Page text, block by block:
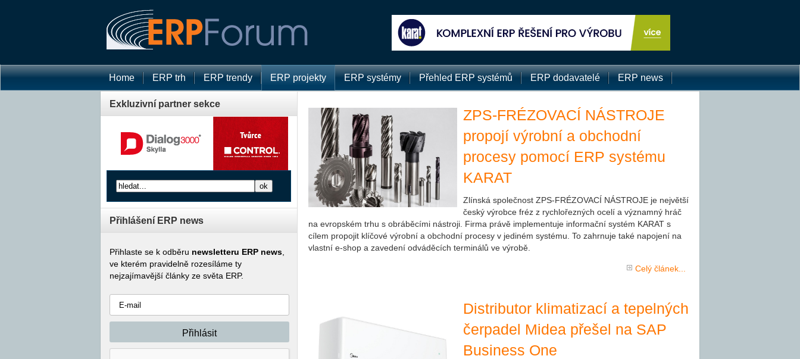
Home ERP trh ERP trendy ERP projekty ERP systémy Přehled ERP systémů ERP dodavatelé ERP news
Exkluzivní partner sekce
Přihlášení ERP news
Přihlaste se k odběru newsletteru ERP news
ve kterém pravidelně rozesíláme ty
nejzajímavější články ze světa ERP.
ZPS-FRÉZOVACÍ NÁSTROJE
propojí výrobní a obchodní
procesy pomocí ERP systému
KARAT
Zlínská společnost ZPS-FRÉZOVACÍ NÁSTROJE je největší
český výrobce fréz z rychlořezných ocelí a významný hráč
na evropském trhu s obráběcími nástroji. Firma právě implementuje informační systém KARAT s
cílem propojit klíčové výrobní a obchodní procesy v jediném systému. To zahrnuje také napojení na
vlastní e-shop a zavedení odváděcích terminálů ve výrobě.
Celý článek...
Distributor klimatizací a tepelných
čerpadel Midea přešel na SAP
Business One